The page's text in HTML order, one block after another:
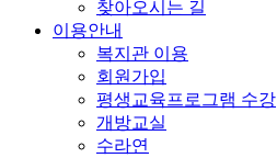
찾아오시는 길
이용안내
복지관 이용
회원가입
평생교육프로그램 수강
개방교실
수라연